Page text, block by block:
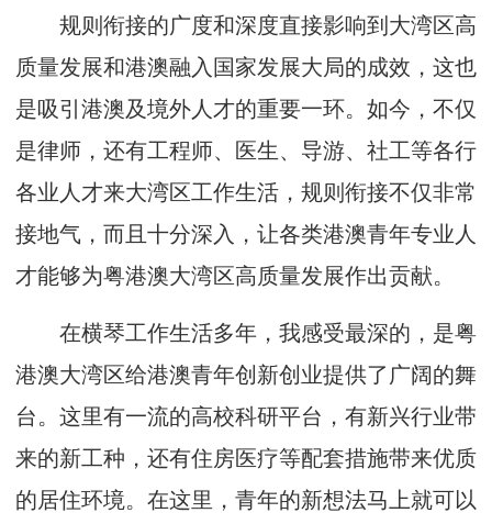
规则衔接的广度和深度直接影响到大湾区高
质量发展和港澳融入国家发展大局的成效，这也
是吸引港澳及境外人才的重要一环。如今，不仅
是律师，还有工程师、医生、导游、社工等各行
各业人才来大湾区工作生活，规则衔接不仅非常
接地气，而且十分深入，让各类港澳青年专业人
才能够为粤港澳大湾区高质量发展作出贡献。
在横琴工作生活多年，我感受最深的，是粤
港澳大湾区给港澳青年创新创业提供了广阔的舞
台。这里有一流的高校科研平台，有新兴行业带
来的新工种，还有住房医疗等配套措施带来优质
的居住环境。在这里，青年的新想法马上就可以